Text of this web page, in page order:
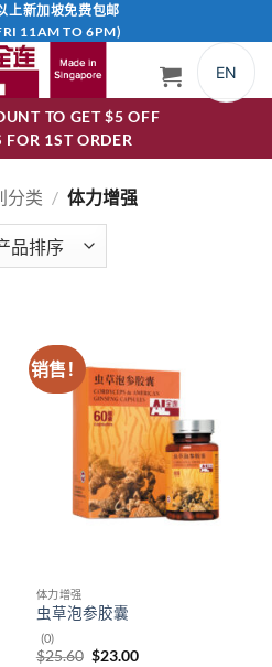
上新加坡免费包邮
11AM TO 6PM)
EN
TO GET $5 OFF
1ST ORDER
分类 / 体力增强
销售！
体力增强
虫草泡参胶囊
(0)
$25.60 原
$23.00当